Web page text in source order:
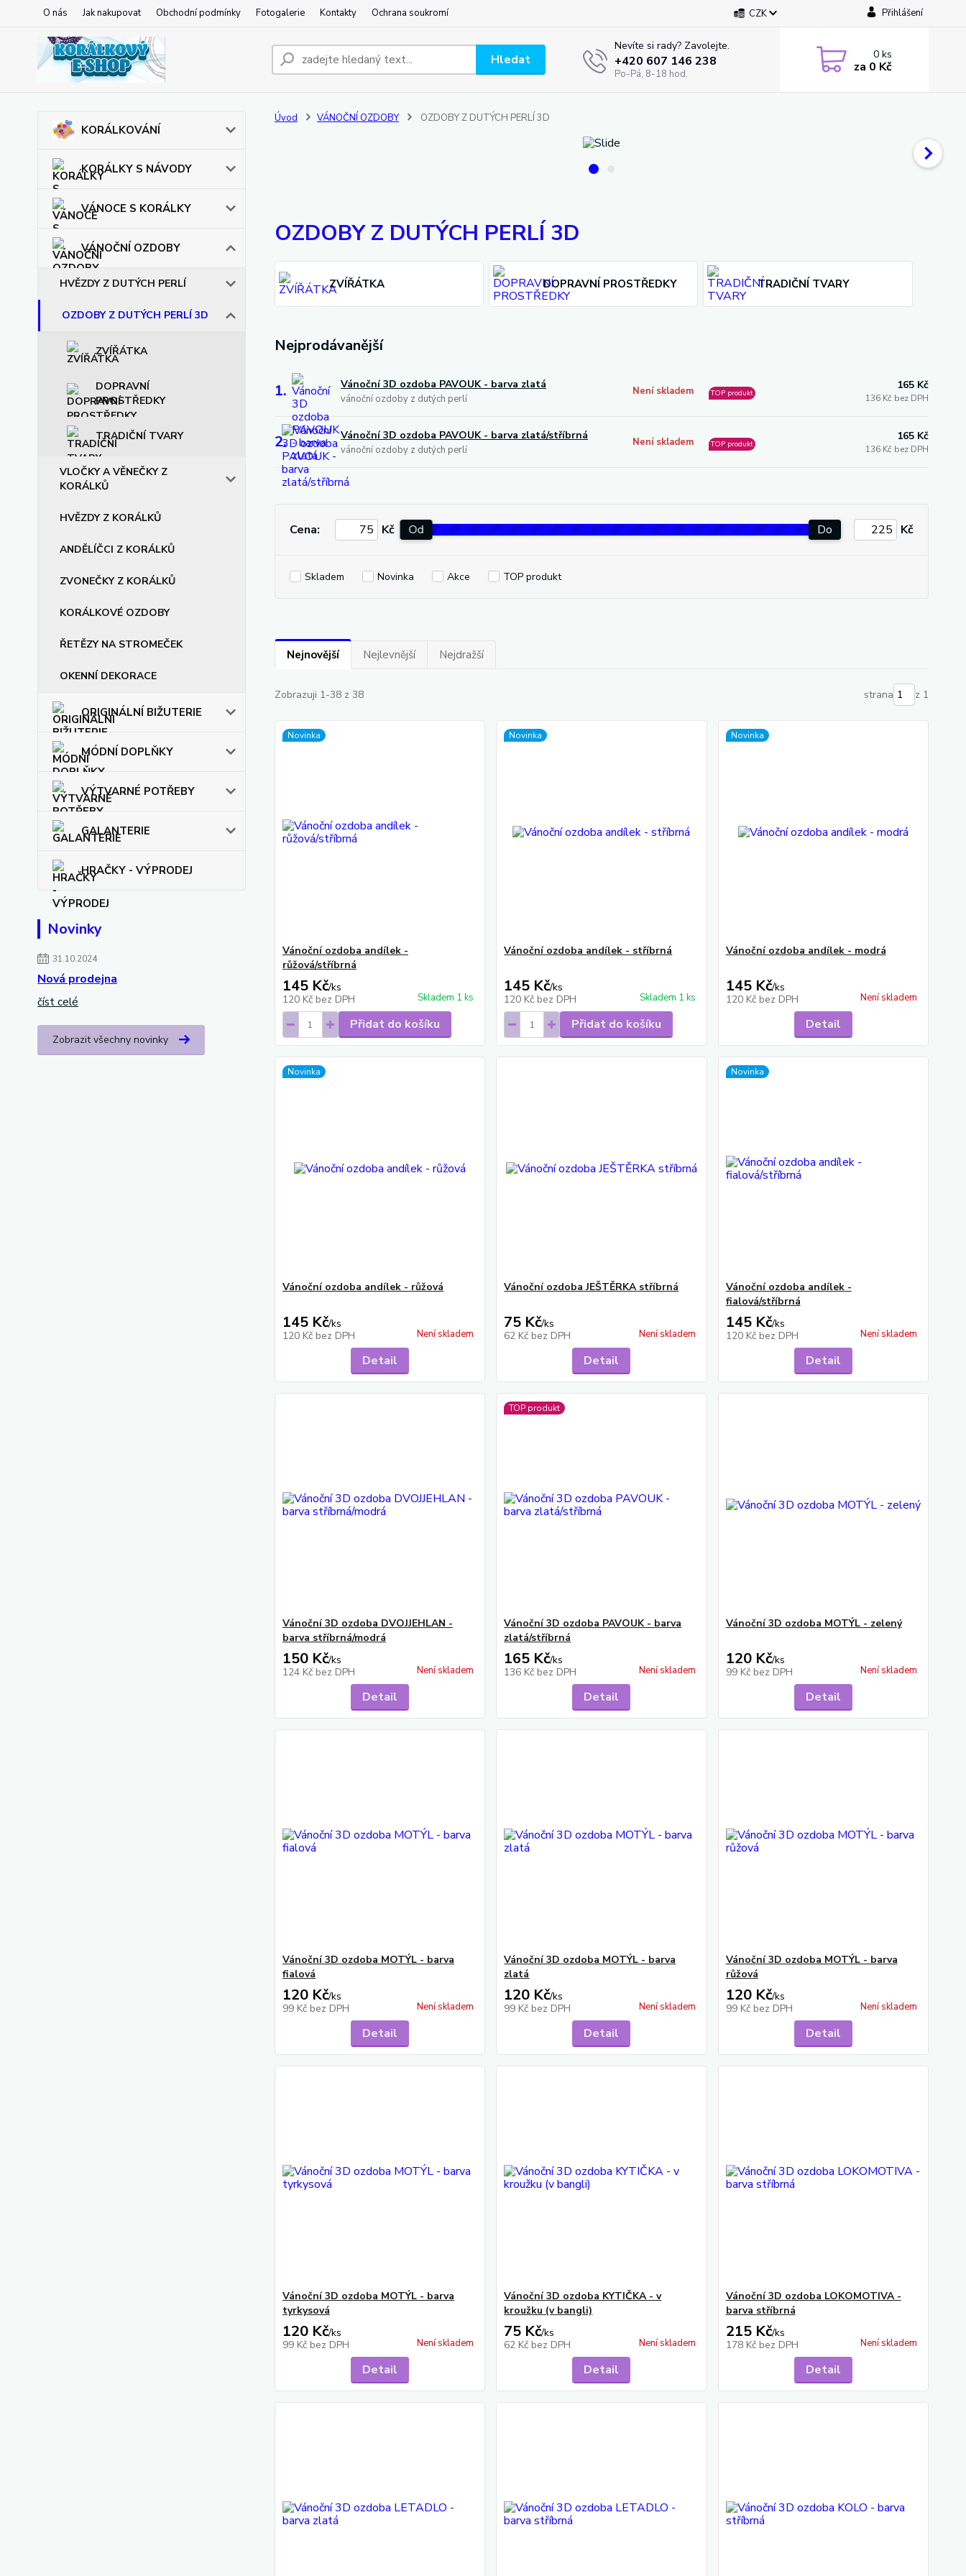
O nás Jak nakupovat Obchodní podmínky Fotogalerie Kontakty Ochrana soukromí CZK Přihlášení
Hledat
Nevíte si rady? Zavolejte.
+420 607 146 238
Po-Pá, 8-18 hod.
0ks
za 0 Kč
KORÁLKOVÁNÍ
KORÁLKY S NÁVODY
VÁNOCE S KORÁLKY
VÁNOČNÍ OZDOBY
HVĚZDY Z DUTÝCH PERLÍ
OZDOBY Z DUTÝCH PERLÍ 3D
ZVÍŘÁTKA
DOPRAVNÍ
PROSTŘEDKY
TRADIČNÍ TVARY
VLOČKY A VĚNEČKY Z
KORÁLKŮ
HVĚZDY Z KORÁLKŮ
ANDĚLÍČCI Z KORÁLKŮ
ZVONEČKY Z KORÁLKŮ
KORÁLKOVÉ OZDOBY
ŘETĚZY NA STROMEČEK
OKENNÍ DEKORACE
ORIGINÁLNÍ BIŽUTERIE
MÓDNÍ DOPLŇKY
VÝTVARNÉ POTŘEBY
GALANTERIE
HRAČKY - VÝPRODEJ
Novinky
31.10.2024
Nová prodejna
číst celé
Zobrazit všechny novinky
Úvod VÁNOČNÍ OZDOBY OZDOBY Z DUTÝCH PERLÍ 3D
OZDOBY Z DUTÝCH PERLÍ 3D
ZVÍŘÁTKA DOPRAVNÍ PROSTŘEDKY TRADIČNÍ TVARY
Nejprodávanější
1. Vánoční 3D ozdoba PAVOUK - barva zlatá
vánoční ozdoby z dutých perlí
Není skladem TOP produkt
165 Kč
136 Kč bez DPH
2. Vánoční 3D ozdoba PAVOUK - barva zlatá/stříbrná
vánoční ozdoby z dutých perlí
Není skladem TOP produkt
165 Kč
136 Kč bez DPH
Cena: Kč Od Do Kč
Skladem Novinka Akce TOP produkt
Nejnovější Nejlevnější Nejdražší
Zobrazuji 1-38 z 38 strana z 1
Novinka
Vánoční ozdoba andílek -
růžová/stříbrná
145 Kč/ks
120 Kč bez DPH Skladem 1 ks
Přidat do košíku
Novinka
Vánoční ozdoba andílek - stříbrná
145 Kč/ks
120 Kč bez DPH Skladem 1 ks
Přidat do košíku
Novinka
Vánoční ozdoba andílek - modrá
145 Kč/ks
120 Kč bez DPH Není skladem
Detail
Novinka
Vánoční ozdoba andílek - růžová
145 Kč/ks
120 Kč bez DPH Není skladem
Detail
Vánoční ozdoba JEŠTĚRKA stříbrná
75 Kč/ks
62 Kč bez DPH Není skladem
Detail
Novinka
Vánoční ozdoba andílek -
fialová/stříbrná
145 Kč/ks
120 Kč bez DPH Není skladem
Detail
Vánoční 3D ozdoba DVOJJEHLAN -
barva stříbrná/modrá
150 Kč/ks
124 Kč bez DPH Není skladem
Detail
TOP produkt
Vánoční 3D ozdoba PAVOUK - barva
zlatá/stříbrná
165 Kč/ks
136 Kč bez DPH Není skladem
Detail
Vánoční 3D ozdoba MOTÝL - zelený
120 Kč/ks
99 Kč bez DPH Není skladem
Detail
Vánoční 3D ozdoba MOTÝL - barva
fialová
120 Kč/ks
99 Kč bez DPH Není skladem
Detail
Vánoční 3D ozdoba MOTÝL - barva
zlatá
120 Kč/ks
99 Kč bez DPH Není skladem
Detail
Vánoční 3D ozdoba MOTÝL - barva
růžová
120 Kč/ks
99 Kč bez DPH Není skladem
Detail
Vánoční 3D ozdoba MOTÝL - barva
tyrkysová
120 Kč/ks
99 Kč bez DPH Není skladem
Detail
Vánoční 3D ozdoba KYTIČKA - v
kroužku (v bangli)
75 Kč/ks
62 Kč bez DPH Není skladem
Detail
Vánoční 3D ozdoba LOKOMOTIVA -
barva stříbrná
215 Kč/ks
178 Kč bez DPH Není skladem
Detail